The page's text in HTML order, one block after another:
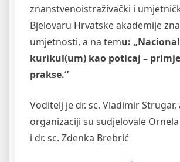
znanstvenoistraživački i
Bjelovaru Hrvatske akademije
umjetnosti, a na temu:
kurikul(um) kao poticaj –
prakse.“
Voditelj je dr. sc. Vladimir Strugar,
organizaciji su sudjelovale
i dr. sc. Zdenka Brebrić